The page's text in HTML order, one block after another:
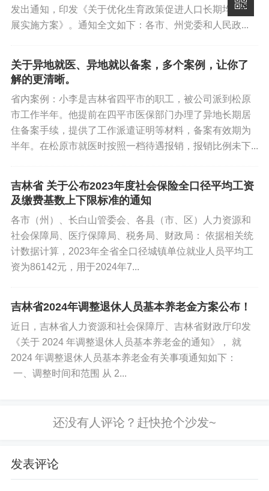
发出通知，印发《关于优化生育政策促进人口长期均衡发
展实施方案》。通知全文如下：各市、州党委和人民政...
关于异地就医、异地就以备案，多个案例，让你了
解的更清晰。
省内案例：小李是吉林省四平市的职工，被公司派到松原
市工作半年。他提前在四平市医保部门办理了异地长期居
住备案手续，提供了工作派遣证明等材料，备案有效期为
半年。在松原市就医时按照一档待遇报销，报销比例未下...
吉林省 关于公布2023年度社会保险全口径平均工资
及缴费基数上下限标准的通知
各市（州）、长白山管委会、各县（市、区）人力资源和
社会保障局、医疗保障局、税务局、财政局： 依据相关统
计数据计算，2023年全省全口径城镇单位就业人员平均工
资为86142元，用于2024年7...
吉林省2024年调整退休人员基本养老金方案公布！
近日，吉林省人力资源和社会保障厅、吉林省财政厅印发
《关于 2024 年调整退休人员基本养老金的通知》， 就
2024 年调整退休人员基本养老金有关事项通知如下：
一、调整时间和范围 从 2...
发表评论